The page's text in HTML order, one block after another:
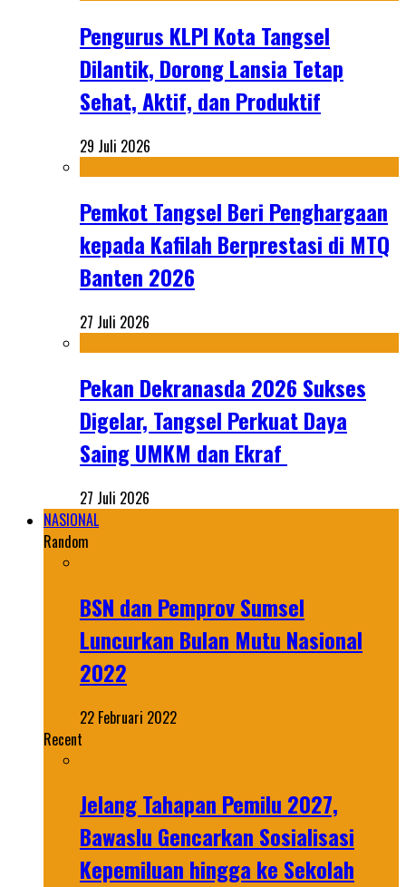
Pengurus KLPI Kota Tangsel
Dilantik, Dorong Lansia Tetap
Sehat, Aktif, dan Produktif
29 Juli 2026
Pemkot Tangsel Beri Penghargaan
kepada Kafilah Berprestasi di MTQ
Banten 2026
27 Juli 2026
Pekan Dekranasda 2026 Sukses
Digelar, Tangsel Perkuat Daya
Saing UMKM dan Ekraf
27 Juli 2026
NASIONAL
Random
BSN dan Pemprov Sumsel
Luncurkan Bulan Mutu Nasional
2022
22 Februari 2022
Recent
Jelang Tahapan Pemilu 2027,
Bawaslu Gencarkan Sosialisasi
Kepemiluan hingga ke Sekolah